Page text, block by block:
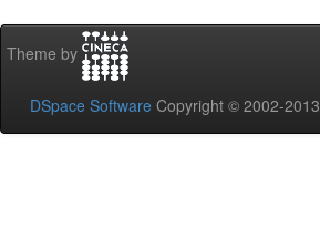
Theme by
DSpace Software Copyright © 2002-2013